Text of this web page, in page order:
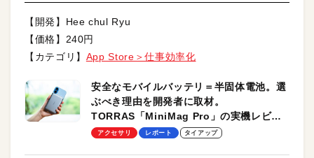
【開発】Hee chul Ryu
【価格】240円
【カテゴリ】 App Store＞仕事効率化
安全なモバイルバッテリ＝半固体電池。選
ぶべき理由を開発者に取材。
TORRAS「MiniMag Pro」の実機レビュ
ーも
アクセサリ レポート タイアップ